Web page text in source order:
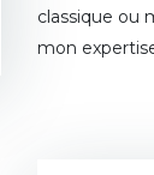
classique ou
mon